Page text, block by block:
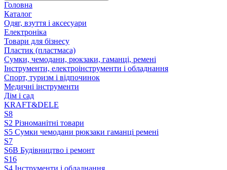
Головна
Каталог
Одяг, взуття і аксесуари
Електроніка
Товари для бізнесу
Пластик (пластмаса)
Сумки, чемодани, рюкзаки, гаманці, ремені
Інструменти, електроінструменти і обладнання
Спорт, туризм і відпочинок
Медичні інструменти
Дім і сад
KRAFT&DELE
S8
S2 Різноманітні товари
S5 Сумки чемодани рюкзаки гаманці ремені
S7
S6B Будівництво і ремонт
S16
S4 Інструменти і обладнання